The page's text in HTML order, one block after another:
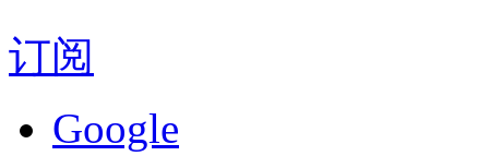
订阅
Google